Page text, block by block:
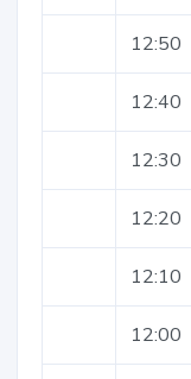
12:50
12:40
12:30
12:20
12:10
12:00